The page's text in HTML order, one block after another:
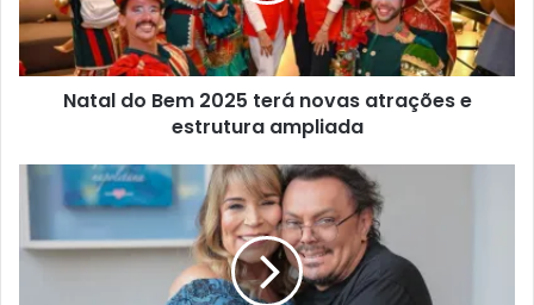
Natal do Bem 2025 terá novas atrações e
estrutura ampliada